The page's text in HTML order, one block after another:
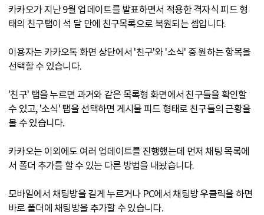
카카오가 지난 9월 업데이트를 발표하면서 적용한 격자식 피드 형
태의 친구탭이 석 달 만에 친구목록으로 복원되는 셈입니다.
이용자는 카카오톡 화면 상단에서 '친구'와 '소식' 중 원하는 항목을
선택할 수 있습니다.
'친구' 탭을 누르면 과거와 같은 목록형 화면에서 친구들을 확인할
수 있고, '소식' 탭을 선택하면 게시물 피드 형태로 친구들의 근황을
볼 수 있습니다.
카카오는 이외에도 여러 업데이트를 진행했는데 먼저 채팅 목록에
서 폴더 추가를 할 수 있는 다른 방법을 내놨습니다.
모바일에서 채팅방을 길게 누르거나 PC에서 채팅방 우클릭을 하면
바로 폴더에 채팅방을 추가할 수 있습니다.